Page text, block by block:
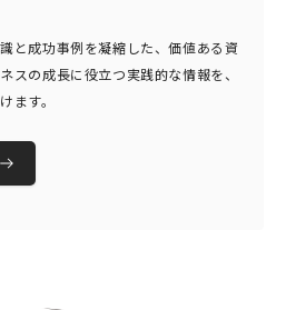
と成功事例を凝縮した、価値ある資
スの成長に役立つ実践的な情報を、
ます。